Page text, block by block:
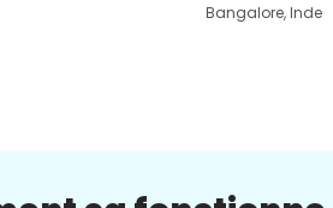
Bangalore,Inde